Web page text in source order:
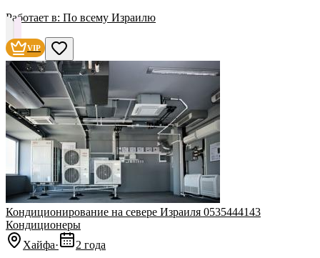
Работает в: По всему Израилю
VIP
Кондиционирование на севере Израиля 0535444143
Кондиционеры
Хайфа·
2 года